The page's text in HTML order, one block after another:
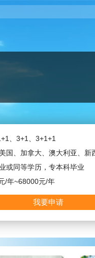
、3+1、3+1+1
国、加拿大、澳大利亚、
或同等学历，专本科毕业
/年~68000元/年
我要申请